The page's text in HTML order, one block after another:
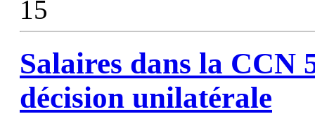
15
Salaires dans la CCN
décision unilatérale